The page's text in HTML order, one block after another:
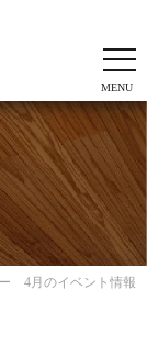
4月のイベント情報